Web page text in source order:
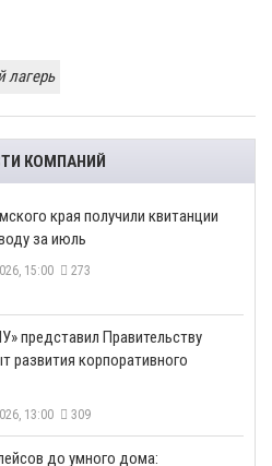
лагерь
КОМПАНИЙ
края получили квитанции
за июль
15:00 273
представил Правительству
развития корпоративного
13:00 309
до умного дома: